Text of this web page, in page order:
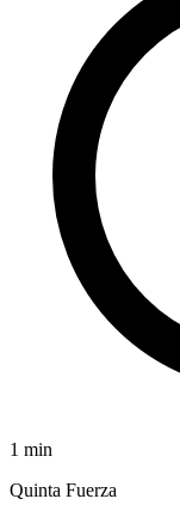
1 min
Quinta Fuerza